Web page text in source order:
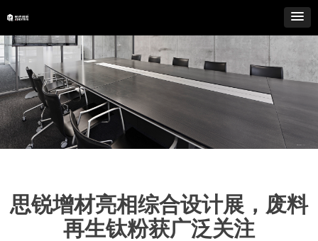
思锐增材亮相综合设计展，废料
再生钛粉获广泛关注